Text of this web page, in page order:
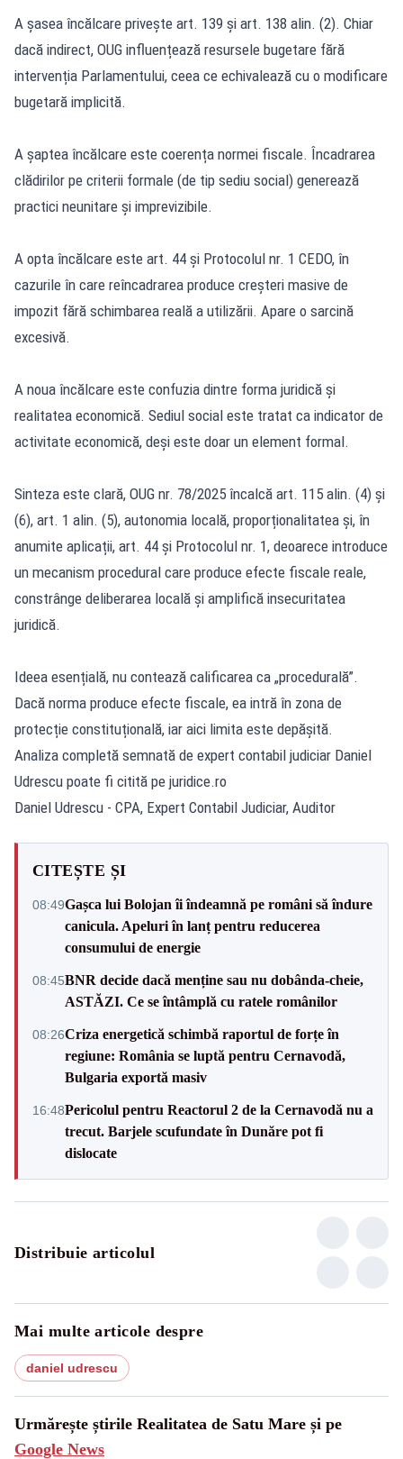
A șasea încălcare privește art. 139 și art. 138 alin. (2). Chiar
dacă indirect, OUG influențează resursele bugetare fără
intervenția Parlamentului, ceea ce echivalează cu o modificare
bugetară implicită.
A șaptea încălcare este coerența normei fiscale. Încadrarea
clădirilor pe criterii formale (de tip sediu social) generează
practici neunitare și imprevizibile.
A opta încălcare este art. 44 și Protocolul nr. 1 CEDO, în
cazurile în care reîncadrarea produce creșteri masive de
impozit fără schimbarea reală a utilizării. Apare o sarcină
excesivă.
A noua încălcare este confuzia dintre forma juridică și
realitatea economică. Sediul social este tratat ca indicator de
activitate economică, deși este doar un element formal.
Sinteza este clară, OUG nr. 78/2025 încalcă art. 115 alin. (4) și
(6), art. 1 alin. (5), autonomia locală, proporționalitatea și, în
anumite aplicații, art. 44 și Protocolul nr. 1, deoarece introduce
un mecanism procedural care produce efecte fiscale reale,
constrânge deliberarea locală și amplifică insecuritatea
juridică.
Ideea esențială, nu contează calificarea ca „procedurală”.
Dacă norma produce efecte fiscale, ea intră în zona de
protecție constituțională, iar aici limita este depășită.
Analiza completă semnată de expert contabil judiciar Daniel
Udrescu poate fi citită pe juridice.ro
Daniel Udrescu - CPA, Expert Contabil Judiciar, Auditor
CITEȘTE ȘI
08:49Gașca lui Bolojan îi îndeamnă pe români să îndure
canicula. Apeluri în lanț pentru reducerea
consumului de energie
08:45BNR decide dacă menține sau nu dobânda-cheie,
ASTĂZI. Ce se întâmplă cu ratele românilor
08:26Criza energetică schimbă raportul de forțe în
regiune: România se luptă pentru Cernavodă,
Bulgaria exportă masiv
16:48Pericolul pentru Reactorul 2 de la Cernavodă nu a
trecut. Barjele scufundate în Dunăre pot fi
dislocate
Distribuie articolul
Mai multe articole despre
daniel udrescu
Urmărește știrile Realitatea de Satu Mare și pe
Google News